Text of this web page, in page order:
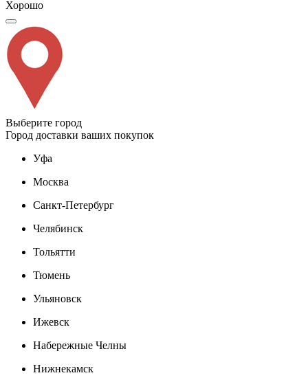
Хорошо
Выберите город
Город доставки ваших покупок
Уфа
Москва
Санкт-Петербург
Челябинск
Тольятти
Тюмень
Ульяновск
Ижевск
Набережные Челны
Нижнекамск